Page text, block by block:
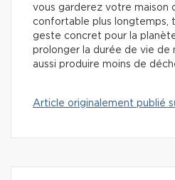
vous garderez votre maison
confortable plus longtemps,
geste concret pour la
prolonger la durée de vie de
aussi produire moins de
Article originalement publié